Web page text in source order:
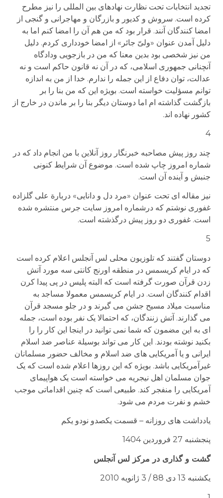
تجدید انتخابات تحت نظارت نهادهای بین المللی را نیز مطرح
کرده است. سروش و کدیور و بازرگان و مهاجرانی و گنجی از
امضا کنندگان آنند. قرار بود که من هم آن را امضا کنم اما به
دلیل آمدن عنوان «ولیّ جائر» از امضا خودداری کردم. دلیل
من نیز شخصی بود بدین معنا که من در بازجویی ودادگاه
آنچنانی جمهوری اسلامی، که در آن نه قانون حاکم است و نه
عدالت، توان دفاع از این جمله را ندارم. خدا از من به اندازه
توانم مسؤلیت خواسته است. بویژه این که من بنا را بر
بازگشت گذاشته ام اما دوستان دیگر بنا را بر ماندن در خارج از
کشور نهاده اند.
4
چند روز پیش مصاحبه خبرنگار روز آنلاین با من انجام داد که در
شماره امروز چاپ شده است. موضوع آن شرایط کنونی
جنبش و آینده آن است.
نیز مقاله ای تحت عنوان «مرد دل و دانایی» دربارة علی گلزاده
غفوری نوشتم که درشماره امروز سایت جرس منتشره شده
است. غفوری دو روز پیش درگذشته است.
5
دوستان گفتند که تلوزیون محلی لس آنجلس اعلام کرده است
که در ایام کریسمس در منطقه اورنج کانتی سه مورد آتش
زدن قرآن صورت گرفته است که البته پلیس در پی پیدا کرن
اقدام کنندگان است. در ایام کریسمس معمولا مساجد به
مناسبت میلاد مسیح جشن می گیرند و در جلو مسجد قرآن
می گذارند. آتش زنندگان، که احتمالا یک نفر بوده است، جمله
ای به این مضمون که شما نمی توانید در اینجا این کار را را
بکنید نوشته بودند. این کار می تواند بوسیلة عناصر ضد اسلام
ایرانی و یا آمریکایی های ضد اسلام و مخالف حضور مسلمانان
غیرآمریکایی باشد. بویژه که این روزها اعلام شده است که یک
جوان مسلمان اهل نیجریه می خواسته است یک هواپیمای
آمریکایی را منفجر کند. طبیعی است که چنین اقداماتی موجب
خشم و نفرت مردم می شود.
یادداشت های روزانه – قسمت یکصدو نودو یکم
پنجشنبه 27 فروردین 1404
گشت و گذاری در مرکز لس آنجلس
یکشنبه 13 دی 88 / 3 ژانویه 2010